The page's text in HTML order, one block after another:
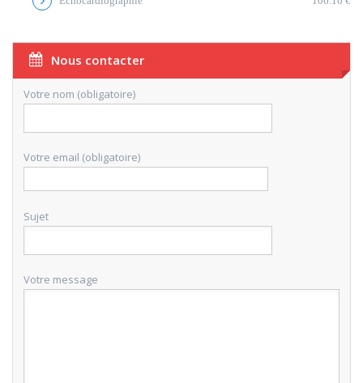
Nous contacter
Votre nom (obligatoire)
Votre email (obligatoire)
Sujet
Votre message